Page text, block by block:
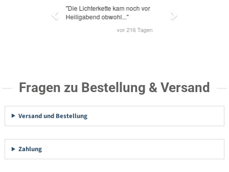
Fragen zu Bestellung & Versand
Versand und Bestellung
Zahlung